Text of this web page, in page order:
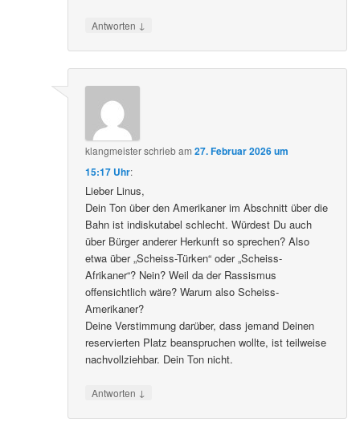
Antworten ↓
klangmeisterschriebam27. Februar 2026 um
15:17 Uhr:
Lieber Linus,
Dein Ton über den Amerikaner im Abschnitt über die
Bahn ist indiskutabel schlecht. Würdest Du auch
über Bürger anderer Herkunft so sprechen? Also
etwa über „Scheiss-Türken“ oder „Scheiss-
Afrikaner“? Nein? Weil da der Rassismus
offensichtlich wäre? Warum also Scheiss-
Amerikaner?
Deine Verstimmung darüber, dass jemand Deinen
reservierten Platz beanspruchen wollte, ist teilweise
nachvollziehbar. Dein Ton nicht.
Antworten ↓